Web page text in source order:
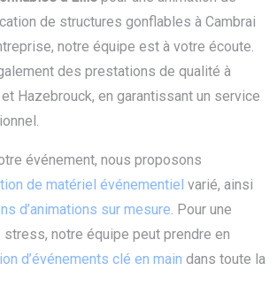
de structures gonflables à Cambrai
notre équipe est à votre écoute.
des prestations de qualité à
Hazebrouck, en garantissant un service
événement, nous proposons
de matériel événementiel varié, ainsi
d’animations sur mesure. Pour une
notre équipe peut prendre en
d’événements clé en main dans toute la